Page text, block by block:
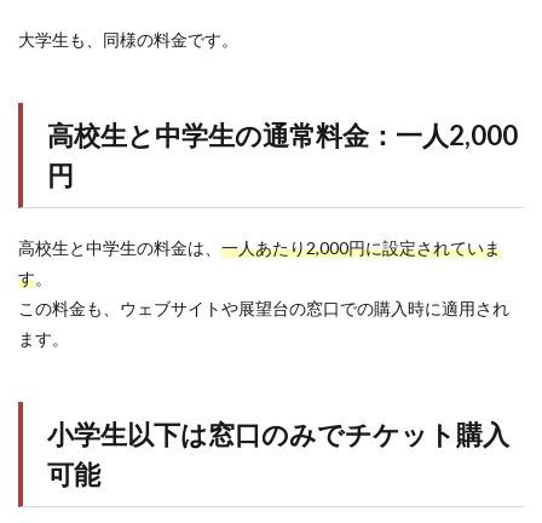
大学生も、同様の料金です。
高校生と中学生の通常料金：一人2,000
円
高校生と中学生の料金は、 一人あたり2,000円に設定されていま
す。
この料金も、ウェブサイトや展望台の窓口での購入時に適用され
ます。
小学生以下は窓口のみでチケット購入
可能